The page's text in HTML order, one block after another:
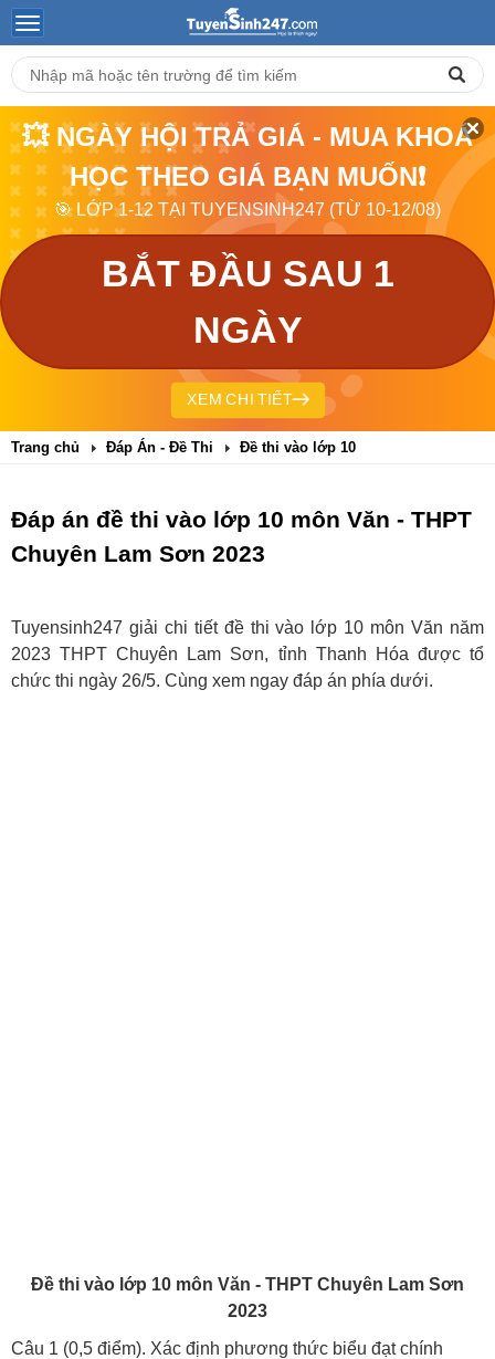
💥 NGÀY HỘI TRẢ GIÁ - MUA KHOÁ
HỌC THEO GIÁ BẠN MUỐN❗
🎯 LỚP 1-12 TẠI TUYENSINH247 (TỪ 10-12/08)
BẮT ĐẦU SAU 1
NGÀY
XEM CHI TIẾT
Trang chủ Đáp Án - Đề Thi Đề thi vào lớp 10
Đáp án đề thi vào lớp 10 môn Văn - THPT
Chuyên Lam Sơn 2023
Tuyensinh247 giải chi tiết đề thi vào lớp 10 môn Văn năm
2023 THPT Chuyên Lam Sơn, tỉnh Thanh Hóa được tổ
chức thi ngày 26/5. Cùng xem ngay đáp án phía dưới.
Đề thi vào lớp 10 môn Văn - THPT Chuyên Lam Sơn
2023
Câu 1 (0,5 điểm). Xác định phương thức biểu đạt chính